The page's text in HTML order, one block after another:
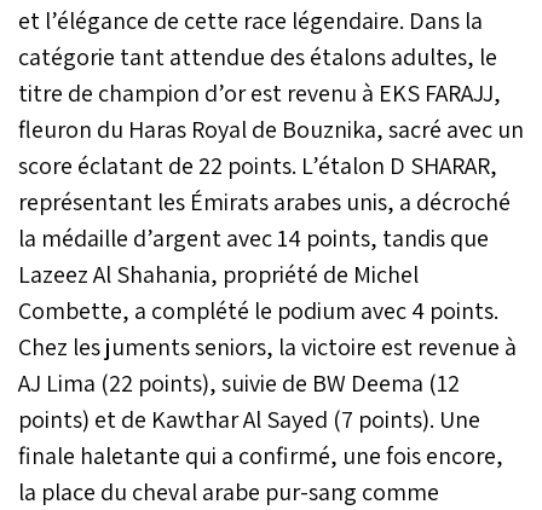
également été riche en
émotions, avec la
poursuite du Grand Prix
Mohammed VI, ponctuée
par la victoire de la Sorba
de Marrakech-Safi, dirigée
par le Moqaddem El
Mehdi Anjar.
et l’élégance de cette race légendaire. Dans la
catégorie tant attendue des étalons adultes, le
titre de champion d’or est revenu à EKS FARAJJ,
fleuron du Haras Royal de Bouznika, sacré avec un
score éclatant de 22 points. L’étalon D SHARAR,
représentant les Émirats arabes unis, a décroché
la médaille d’argent avec 14 points, tandis que
Lazeez Al Shahania, propriété de Michel
Combette, a complété le podium avec 4 points.
Chez les juments seniors, la victoire est revenue à
AJ Lima (22 points), suivie de BW Deema (12
points) et de Kawthar Al Sayed (7 points). Une
finale haletante qui a confirmé, une fois encore,
la place du cheval arabe pur-sang comme